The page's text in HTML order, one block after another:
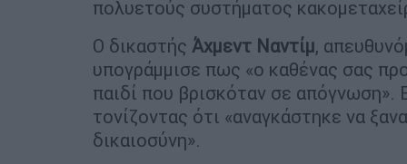
πολυετούς συστήματος
Ο δικαστής Άχμεντ Ναντίμ,
υπογράμμισε πως «ο καθένας σας
παιδί που βρισκόταν σε απόγνωση».
τονίζοντας ότι «αναγκάστηκε να
δικαιοσύνη».